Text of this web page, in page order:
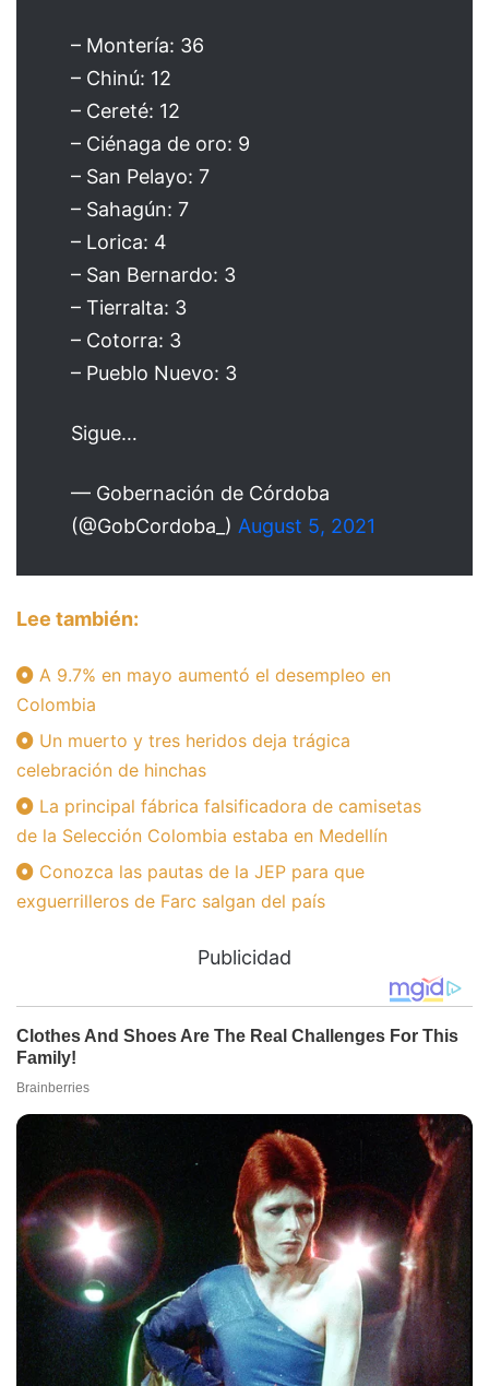
– Montería: 36
– Chinú: 12
– Cereté: 12
– Ciénaga de oro: 9
– San Pelayo: 7
– Sahagún: 7
– Lorica: 4
– San Bernardo: 3
– Tierralta: 3
– Cotorra: 3
– Pueblo Nuevo: 3
Sigue…
— Gobernación de Córdoba
(@GobCordoba_) August 5, 2021
Lee también:
A 9.7% en mayo aumentó el desempleo en
Colombia
Un muerto y tres heridos deja trágica
celebración de hinchas
La principal fábrica falsificadora de camisetas
de la Selección Colombia estaba en Medellín
Conozca las pautas de la JEP para que
exguerrilleros de Farc salgan del país
Publicidad